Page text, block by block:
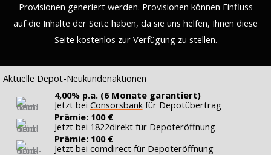
Provisionen generiert werden. Provisionen können Einfluss
auf die Inhalte der Seite haben, da sie uns helfen, Ihnen diese
Seite kostenlos zur Verfügung zu stellen.
Aktuelle Depot-Neukundenaktionen
4,00% p.a. (6 Monate garantiert)
Jetzt bei Consorsbankfür Depotübertrag
Prämie: 100 €
Jetzt bei 1822direktfür Depoteröffnung
Prämie: 100 €
Jetzt bei comdirectfür Depoteröffnung